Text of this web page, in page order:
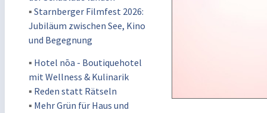
▪ Starnberger Filmfest 2026:
Jubiläum zwischen See, Kino
und Begegnung
▪ Hotel nōa - Boutiquehotel
mit Wellness & Kulinarik
▪ Reden statt Rätseln
▪ Mehr Grün für Haus und